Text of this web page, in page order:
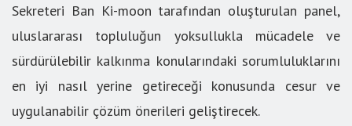
Sekreteri Ban Ki-moon tarafından oluşturulan panel,
uluslararası topluluğun yoksullukla mücadele ve
sürdürülebilir kalkınma konularındaki sorumluluklarını
en iyi nasıl yerine getireceği konusunda cesur ve
uygulanabilir çözüm önerileri geliştirecek.